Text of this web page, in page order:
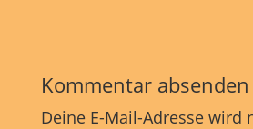
Kommentar absenden
Deine E-Mail-Adresse wird